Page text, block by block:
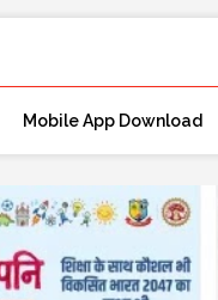
Mobile App Download